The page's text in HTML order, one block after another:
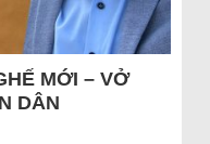
MỚI – VỞ
DÂN